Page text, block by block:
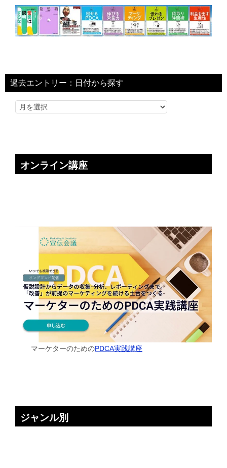
過去エントリー：日付から探す
オンライン講座
マーケターのためのPDCA実践講座
ジャンル別